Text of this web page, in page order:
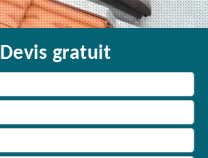
Devis gratuit